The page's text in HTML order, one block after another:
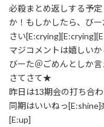
必殺まとめ返しする予定
か！もしかしたら、び
さい
マジコメントは嬉しい
びーた＠ごめんとしか言
さてさて★
昨日は13期会の打ち合
同期はいいねっ
[E:up]